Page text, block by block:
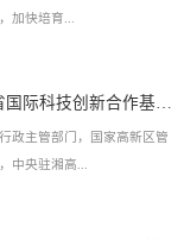
加快培育...
关于组织开展2021年度湖南省国际科技创新合作基地申报工作的通知
政主管部门，国家高新区管
中央驻湘高...